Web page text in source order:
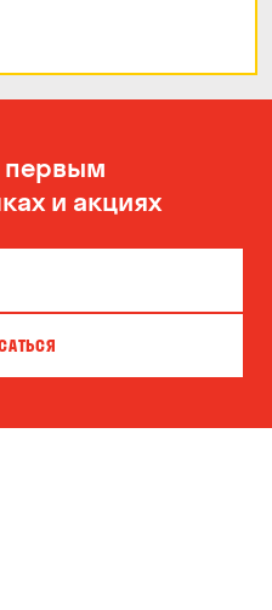
первым
и акциях